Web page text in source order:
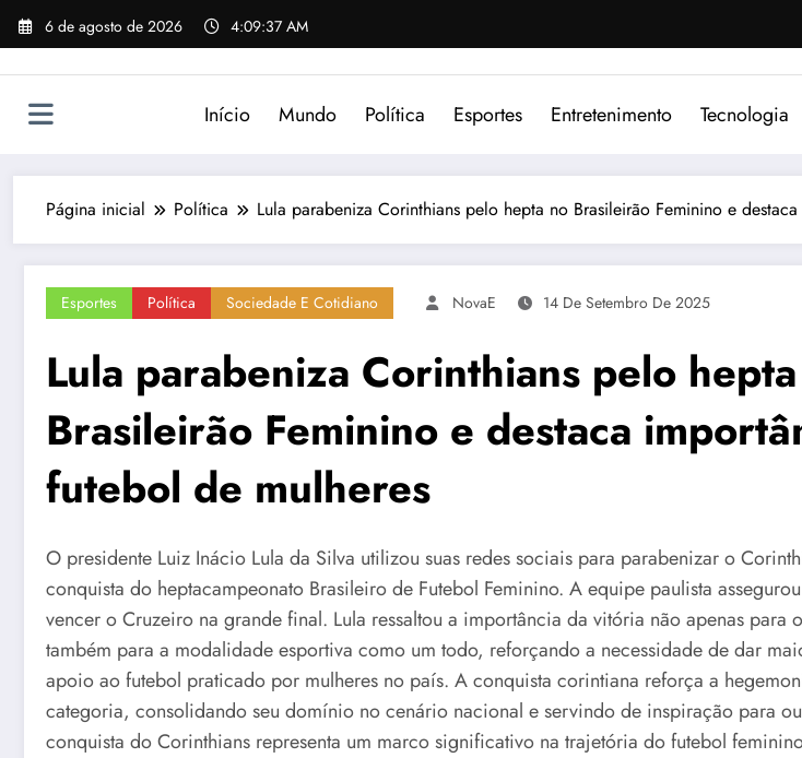
Pular
para
6 de agosto de 2026 4:09:37 AM
Início Mundo Política Esportes Entretenimento Tecnologia
Página inicial Política Lula parabeniza Corinthians pelo hepta no Brasileirão Feminino e
Esportes Política Sociedade E Cotidiano NovaE 14 De Setembro De 2025
Lula parabeniza Corinthians pelo
Brasileirão Feminino e destaca
futebol de mulheres
O presidente Luiz Inácio Lula da Silva utilizou suas redes sociais para parabenizar o
conquista do heptacampeonato Brasileiro de Futebol Feminino. A equipe paulista
vencer o Cruzeiro na grande final. Lula ressaltou a importância da vitória não apenas para
também para a modalidade esportiva como um todo, reforçando a necessidade de dar
apoio ao futebol praticado por mulheres no país. A conquista corintiana reforça a
categoria, consolidando seu domínio no cenário nacional e servindo de inspiração para
conquista do Corinthians representa um marco significativo na trajetória do futebol